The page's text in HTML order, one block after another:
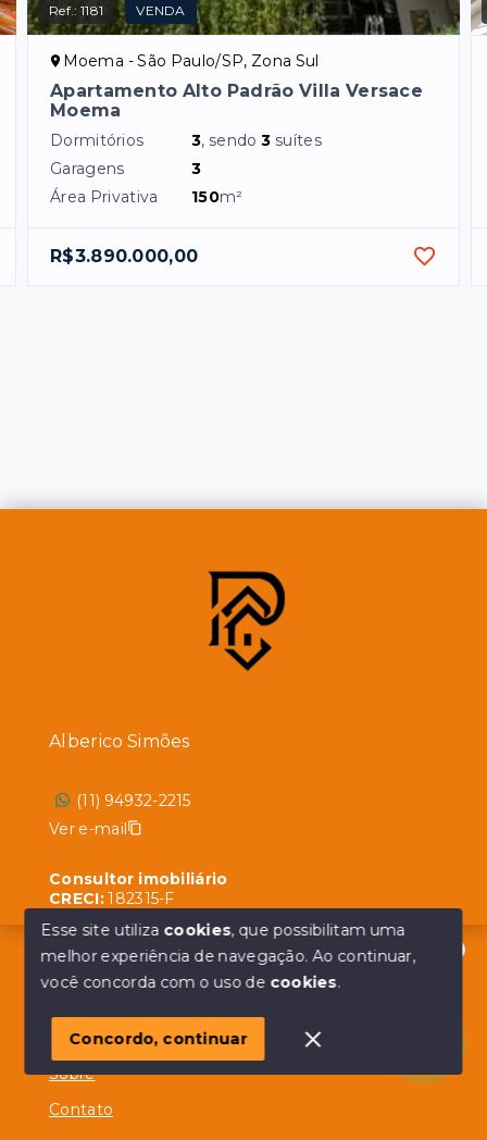
Ref.:1181 VENDA
Moema - São Paulo/SP, Zona Sul
Apartamento Alto Padrão Villa Versace
Moema
Dormitórios 3, sendo3 suítes
Garagens
3
Área Privativa
150m²
R$3.890.000,00
Olá! em posso ajudar?
Início
Sobre
Contato
Alberico Simões
(11) 94932-2215
Ver e-mail
Consultor imobiliário
CRECI:182315-F
Esse site utiliza cookies, que possibilitam uma
melhor experiência de navegação.Ao continuar,
você concorda com o uso de cookies.
Concordo, continuar